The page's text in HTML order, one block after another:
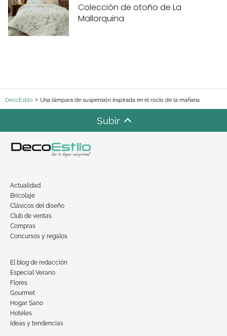
Colección de otoño de La
Mallorquina
DecoEstilo Una lámpara de suspensión inspirada en el rocío de la mañana
Subir
Actualidad
Bricolaje
Clásicos del diseño
Club de ventas
Compras
Concursos y regalos
El blog de redacción
Especial Verano
Flores
Gourmet
Hogar Sano
Hoteles
Ideas y tendencias